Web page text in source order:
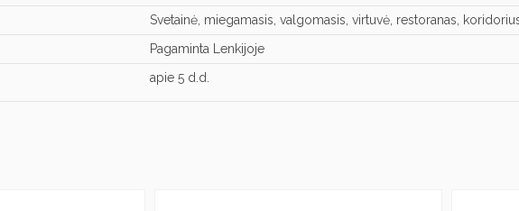
Svetainė, miegamasis, valgomasis, virtuvė, restoranas,
Pagaminta Lenkijoje
apie 5 d.d.